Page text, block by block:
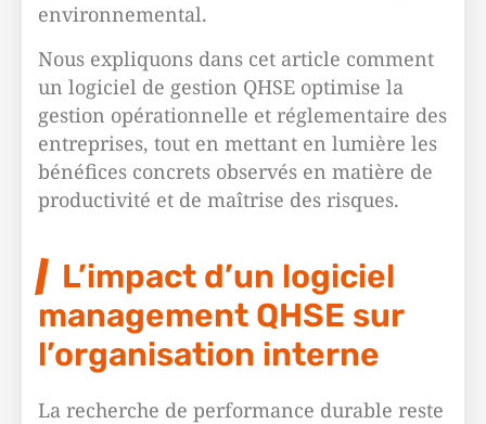
environnemental.
Nous expliquons dans cet article comment
un logiciel de gestion QHSE optimise la
gestion opérationnelle et réglementaire des
entreprises, tout en mettant en lumière les
bénéfices concrets observés en matière de
productivité et de maîtrise des risques.
L’impact d’un logiciel
management QHSE sur
l’organisation interne
La recherche de performance durable reste